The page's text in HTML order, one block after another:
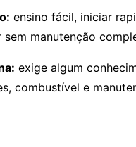
ensino fácil, iniciar
sem manutenção
exige algum
combustível e